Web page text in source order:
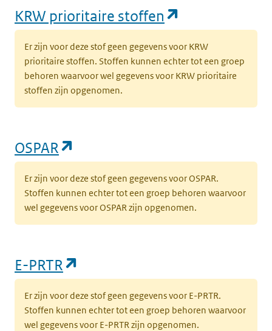
KRW prioritaire stoffen
Er zijn voor deze stof geen gegevens voor KRW
prioritaire stoffen. Stoffen kunnen echter tot een groep
behoren waarvoor wel gegevens voor KRW prioritaire
stoffen zijn opgenomen.
OSPAR
Er zijn voor deze stof geen gegevens voor OSPAR.
Stoffen kunnen echter tot een groep behoren waarvoor
wel gegevens voor OSPAR zijn opgenomen.
E-PRTR
Er zijn voor deze stof geen gegevens voor E-PRTR.
Stoffen kunnen echter tot een groep behoren waarvoor
wel gegevens voor E-PRTR zijn opgenomen.